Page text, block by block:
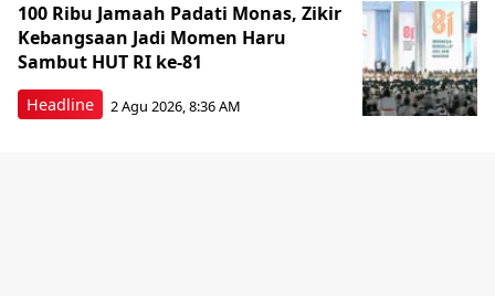
Headline
100 Ribu Jamaah Padati Monas, Zikir
Kebangsaan Jadi Momen Haru
Sambut HUT RI ke-81
2 Agu 2026, 8:36 AM